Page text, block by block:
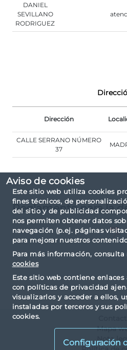
Aviso de cookies
Este sitio web utiliza cookies
fines técnicos, de
del sitio y de publicidad
nos permiten obtener datos
navegación (p.ej. páginas
para mejorar nuestros
Para más información, consulta
cookies
Este sitio web contiene
con políticas de privacidad
visualizarlos y acceder a ellos,
instaladas por terceros y sus
cookies.
Configuración
DANIEL
SEVILLANO
RODRIGUEZ
Dirección
CALLE SERRANO NÚMERO
37
Reglamento para la
Mapa
Nota